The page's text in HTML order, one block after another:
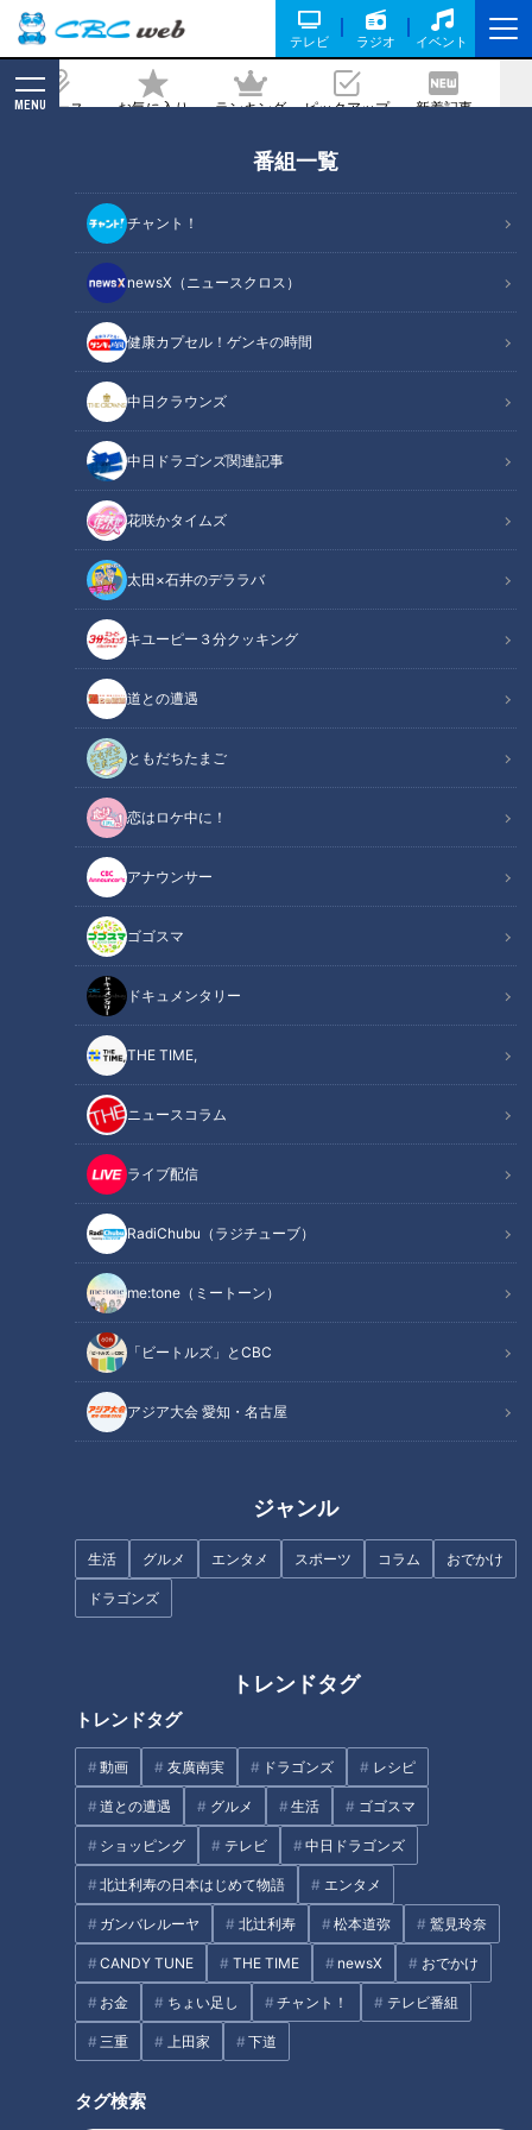
テレビ ラジオ イベント
ニュース お気に入り ランキング ピックアップ 新着記事
MENU
番組一覧
チャント！
newsX（ニュースクロス）
健康カプセル！ゲンキの時間
中日クラウンズ
中日ドラゴンズ関連記事
花咲かタイムズ
太田×石井のデララバ
キユーピー３分クッキング
道との遭遇
ともだちたまご
恋はロケ中に！
アナウンサー
ゴゴスマ
ドキュメンタリー
THE TIME,
ニュースコラム
ライブ配信
RadiChubu（ラジチューブ）
me:tone（ミートーン）
「ビートルズ」とCBC
アジア大会 愛知・名古屋
ジャンル
生活 グルメ エンタメ スポーツ コラム おでかけ
ドラゴンズ
トレンドタグ
トレンドタグ
動画 友廣南実 ドラゴンズ レシピ
道との遭遇 グルメ 生活 ゴゴスマ
ショッピング テレビ 中日ドラゴンズ
北辻利寿の日本はじめて物語 エンタメ
ガンバレルーヤ 北辻利寿 松本道弥 鷲見玲奈
CANDY TUNE THE TIME newsX おでかけ
お金 ちょい足し チャント！ テレビ番組
三重 上田家 下道
タグ検索
ぶ岐阜工業高校 航空機械工学科に向かい
ました！
記事に戻る
この記事の画像（全14枚）
この記事を見たあなたへのおすすめ
『四日市中央工業高校』ウエイ
トリフティング部でマヂラブ、
超高校級・怪力兄弟に出会う！
文化部』！地域の伝統芸能を守
るための部活を“マヂラブ”がリ
他にはない焼き物の学校…伝統
的な常滑焼から新技術まで！県
立常滑高等学校・セラミックア
ーツ科に向かいます！【リアル
な高校生活】
【リアルな高校生活】全国優勝
9回！ライフル射撃部の強豪高
校 部員に入部理由聞いたら名前
が出まくる“ある施設”
きれいな地球を次世代へ残す 環
境学習情報センターで学ぶ
放送翌日にインターハイ優勝！
岐阜市『聖マリア女学院』アー
チェリー部でマヂラブ、強さの
タグ